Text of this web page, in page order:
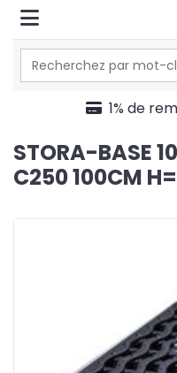
1% de
STORA-BASE
C250 100CM